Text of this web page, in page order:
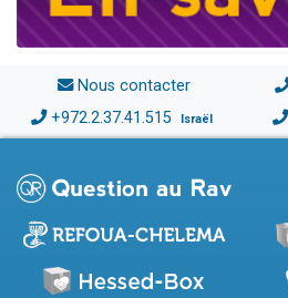
Nous contacter
+972.2.37.41.515 Israël